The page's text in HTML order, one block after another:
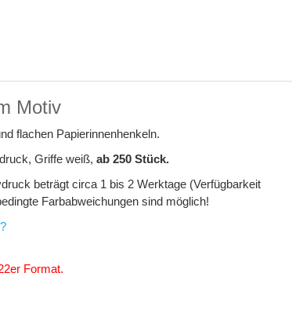
Motiv
flachen Papierinnenhenkeln.
Griffe weiß, ab 250 Stück.
beträgt circa 1 bis 2 Werktage (Verfügbarkeit
Farbabweichungen sind möglich!
Format.